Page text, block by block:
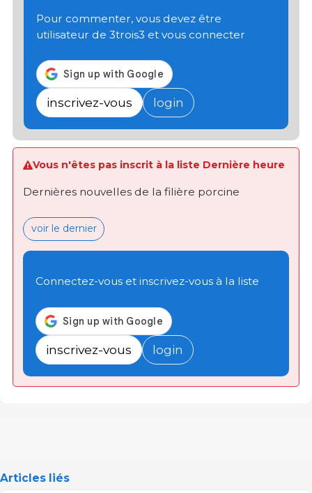
Pour commenter, vous devez être
utilisateur de 3trois3 et vous connecter
inscrivez-vous login
Vous n'êtes pas inscrit à la liste Dernière heure
Dernières nouvelles de la filière porcine
voir le dernier
Connectez-vous et inscrivez-vous à la liste
inscrivez-vous login
Articles liés